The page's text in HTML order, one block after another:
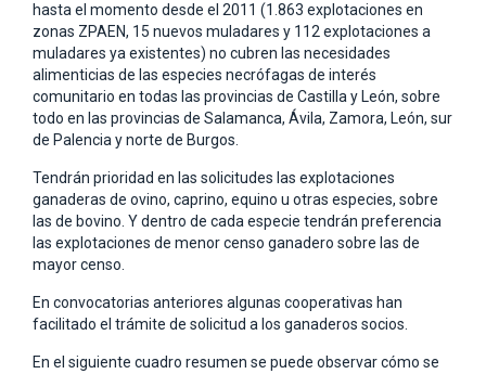
hasta el momento desde el 2011 (1.863 explotaciones en
zonas ZPAEN, 15 nuevos muladares y 112 explotaciones a
muladares ya existentes) no cubren las necesidades
alimenticias de las especies necrófagas de interés
comunitario en todas las provincias de Castilla y León, sobre
todo en las provincias de Salamanca, Ávila, Zamora, León, sur
de Palencia y norte de Burgos.
Tendrán prioridad en las solicitudes las explotaciones
ganaderas de ovino, caprino, equino u otras especies, sobre
las de bovino. Y dentro de cada especie tendrán preferencia
las explotaciones de menor censo ganadero sobre las de
mayor censo.
En convocatorias anteriores algunas cooperativas han
facilitado el trámite de solicitud a los ganaderos socios.
En el siguiente cuadro resumen se puede observar cómo se